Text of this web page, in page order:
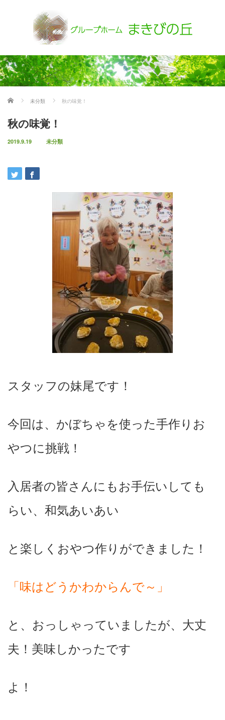
ホーム 未分類 秋の味覚！
秋の味覚！
2019.9.19 未分類
スタッフの妹尾です！
今回は、かぼちゃを使った手作りお
やつに挑戦！
入居者の皆さんにもお手伝いしても
らい、和気あいあい
と楽しくおやつ作りができました！
「味はどうかわからんで～」
と、おっしゃっていましたが、大丈
夫！美味しかったです
よ！